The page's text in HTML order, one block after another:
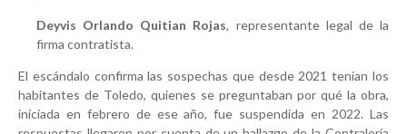
Deyvis Orlando Quitian Rojas, representante legal de la
firma contratista.
El escándalo confirma las sospechas que desde 2021 tenían los
habitantes de Toledo, quienes se preguntaban por qué la obra,
iniciada en febrero de ese año, fue suspendida en 2022. Las